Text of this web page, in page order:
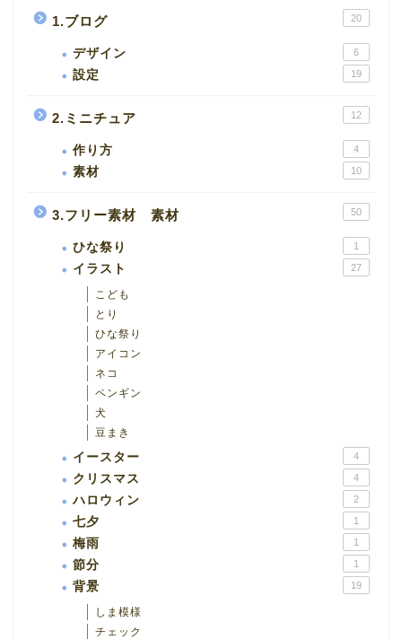
1.ブログ 20
デザイン 6
設定 19
2.ミニチュア 12
作り方 4
素材 10
3.フリー素材 素材 50
ひな祭り 1
イラスト 27
こども
とり
ひな祭り
アイコン
ネコ
ペンギン
犬
豆まき
イースター 4
クリスマス 4
ハロウィン 2
七夕 1
梅雨 1
節分 1
背景 19
しま模様
チェック